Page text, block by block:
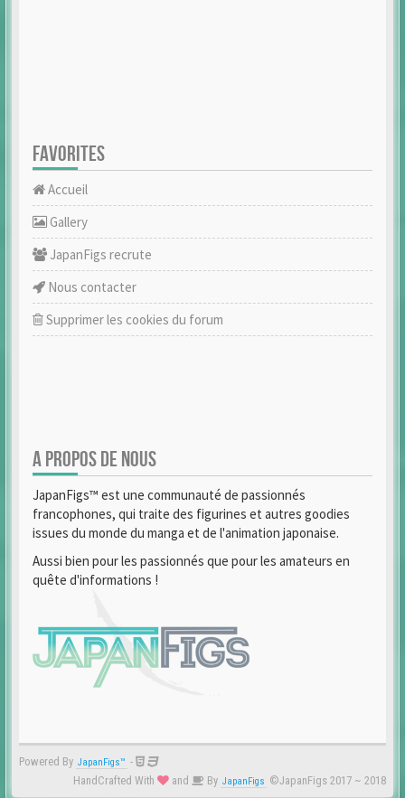
FAVORITES
Accueil
Gallery
JapanFigs recrute
Nous contacter
Supprimer les cookies du forum
A PROPOS DE NOUS
JapanFigs™ est une communauté de passionnés
francophones, qui traite des figurines et autres goodies
issues du monde du manga et de l'animation japonaise.
Aussi bien pour les passionnés que pour les amateurs en
quête d'informations !
Powered By JapanFigs™ -
HandCrafted With
and By JapanFigs ©JapanFigs 2017 ~ 2018